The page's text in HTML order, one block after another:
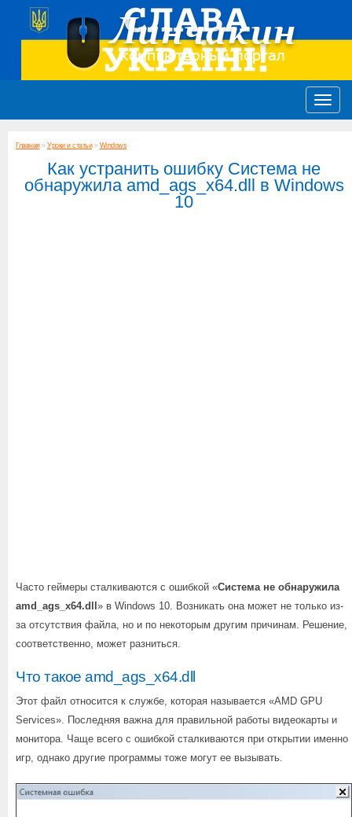
Главная» Уроки и статьи» Windows
Как устранить ошибку Система не
обнаружила amd_ags_x64.dll в Windows
10
Часто геймеры сталкиваются с ошибкой «Система не обнаружила
amd_ags_x64.dll » в Windows 10. Возникать она может не только из-
за отсутствия файла, но и по некоторым другим причинам. Решение,
соответственно, может разниться.
Что такое amd_ags_x64.dll
Этот файл относится к службе, которая называется «AMD GPU
Services». Последняя важна для правильной работы видеокарты и
монитора. Чаще всего с ошибкой сталкиваются при открытии именно
игр, однако другие программы тоже могут ее вызывать.